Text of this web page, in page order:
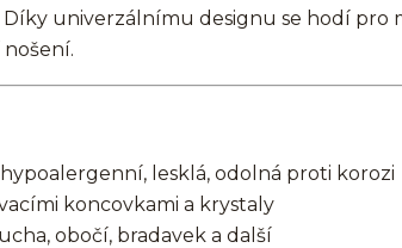
Díky univerzálnímu designu se hodí pro
lesklá, odolná proti korozi
koncovkami a krystaly
obočí, bradavek a další